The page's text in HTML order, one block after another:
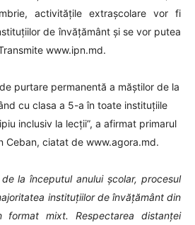
activitățile extrașcolare vor fi
de învățământ și se vor putea
www.ipn.md.
purtare permanentă a măștilor de la
cu clasa a 5-a în toate instituțiile
inclusiv la lecții”, a afirmat primarul
Ceban, ciatat de www.agora.md.
la începutul anului școlar, procesul
instituțiilor de învățământ din
format mixt. Respectarea distanței